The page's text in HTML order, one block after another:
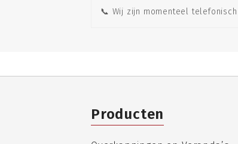
📞 Wij zijn momenteel
Producten